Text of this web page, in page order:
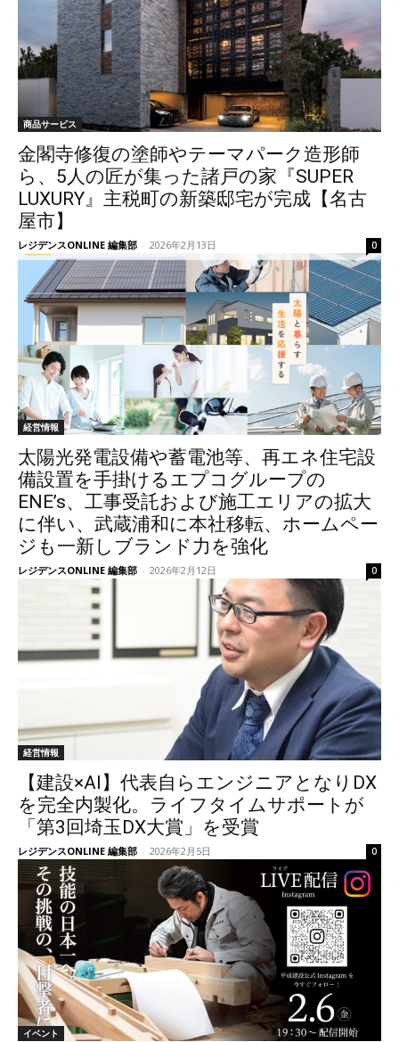
商品サービス
金閣寺修復の塗師やテーマパーク造形師
ら、5人の匠が集った諸戸の家『SUPER
LUXURY』主税町の新築邸宅が完成【名古
屋市】
レジデンスONLINE 編集部 - 2026年2月13日 0
経営情報
太陽光発電設備や蓄電池等、再エネ住宅設
備設置を手掛けるエプコグループの
ENE’s、工事受託および施工エリアの拡大
に伴い、武蔵浦和に本社移転、ホームペー
ジも一新しブランド力を強化
レジデンスONLINE 編集部 - 2026年2月12日 0
経営情報
【建設×AI】代表自らエンジニアとなりDX
を完全内製化。ライフタイムサポートが
「第3回埼玉DX大賞」を受賞
レジデンスONLINE 編集部 - 2026年2月5日 0
イベント